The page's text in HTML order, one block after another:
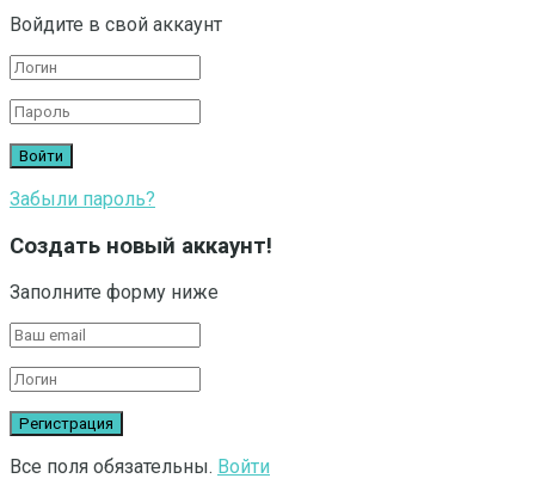
Войдите в свой аккаунт
Забыли пароль?
Создать новый аккаунт!
Заполните форму ниже
Все поля обязательны. Войти